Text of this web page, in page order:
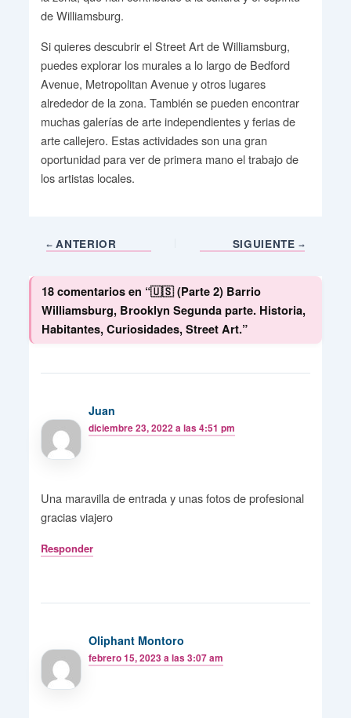
de Williamsburg.
Si quieres descubrir el Street Art de Williamsburg,
puedes explorar los murales a lo largo de Bedford
Avenue, Metropolitan Avenue y otros lugares
alrededor de la zona. También se pueden encontrar
muchas galerías de arte independientes y ferias de
arte callejero. Estas actividades son una gran
oportunidad para ver de primera mano el trabajo de
los artistas locales.
ANTERIOR SIGUIENTE
18 comentarios en “🇺🇸 (Parte 2) Barrio
Williamsburg, Brooklyn Segunda parte. Historia,
Habitantes, Curiosidades, Street Art.”
Juan
diciembre 23, 2022 a las 4:51 pm
Una maravilla de entrada y unas fotos de profesional
gracias viajero
Responder
Oliphant Montoro
febrero 15, 2023 a las 3:07 am